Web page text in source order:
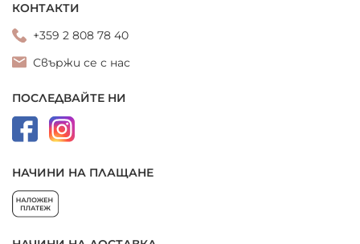
КОНТАКТИ
+359 2 808 78 40
Свържи се с нас
ПОСЛЕДВАЙТЕ НИ
НАЧИНИ НА ПЛАЩАНЕ